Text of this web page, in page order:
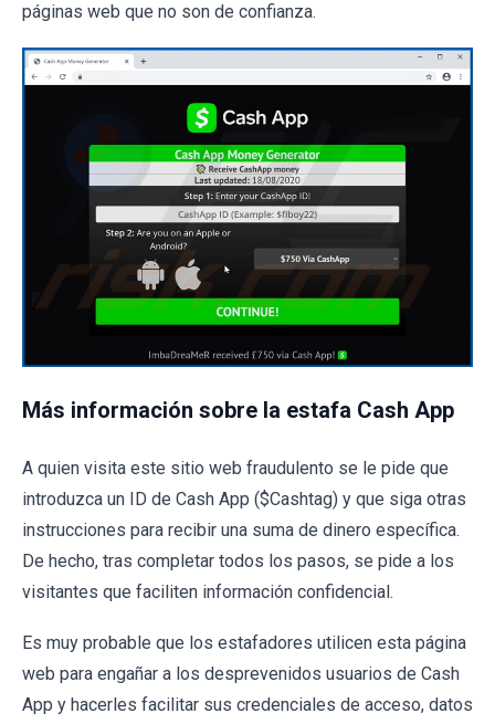
páginas web que no son de confianza.
Más información sobre la estafa Cash App
A quien visita este sitio web fraudulento se le pide que
introduzca un ID de Cash App ($Cashtag) y que siga otras
instrucciones para recibir una suma de dinero específica.
De hecho, tras completar todos los pasos, se pide a los
visitantes que faciliten información confidencial.
Es muy probable que los estafadores utilicen esta página
web para engañar a los desprevenidos usuarios de Cash
App y hacerles facilitar sus credenciales de acceso, datos